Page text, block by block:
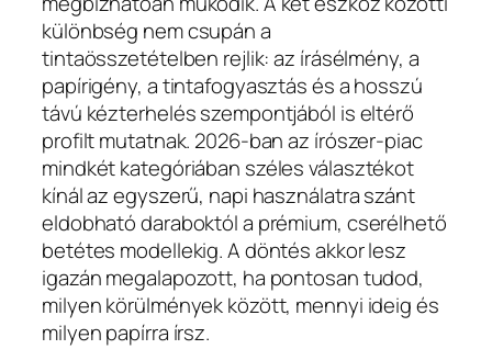
különbség nem csupán a
tintaösszetételben rejlik: az írásélmény, a
papírigény, a tintafogyasztás és a hosszú
távú kézterhelés szempontjából is eltérő
profilt mutatnak. 2026-ban az írószer-piac
mindkét kategóriában széles választékot
kínál az egyszerű, napi használatra szánt
eldobható daraboktól a prémium, cserélhető
betétes modellekig. A döntés akkor lesz
igazán megalapozott, ha pontosan tudod,
milyen körülmények között, mennyi ideig és
milyen papírra írsz.